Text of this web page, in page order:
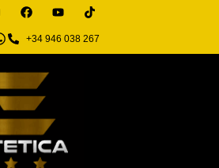
+34 946 038 267